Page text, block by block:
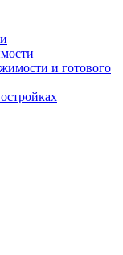
и готового